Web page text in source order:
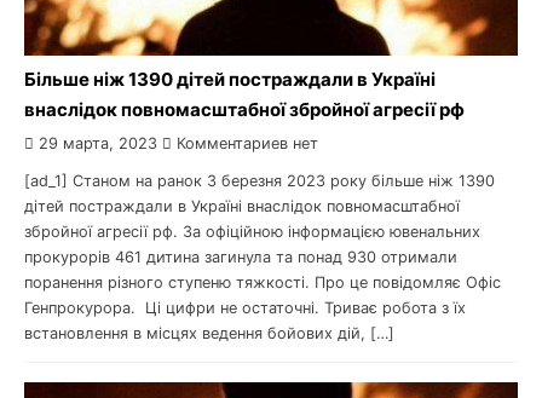
Більше ніж 1390 дітей постраждали в Україні
внаслідок повномасштабної збройної агресії рф
29 марта, 2023 Комментариев нет
[ad_1] Станом на ранок 3 березня 2023 року більше ніж 1390
дітей постраждали в Україні внаслідок повномасштабної
збройної агресії рф. За офіційною інформацією ювенальних
прокурорів 461 дитина загинула та понад 930 отримали
поранення різного ступеню тяжкості. Про це повідомляє Офіс
Генпрокурора. Ці цифри не остаточні. Триває робота з їх
встановлення в місцях ведення бойових дій, […]